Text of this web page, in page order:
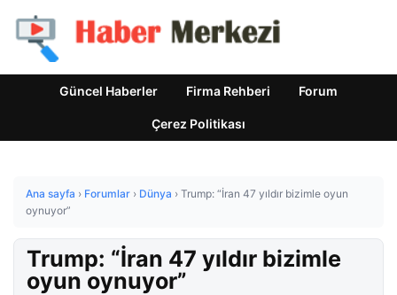
Güncel Haberler Firma Rehberi Forum
Çerez Politikası
Ana sayfa › Forumlar › Dünya › Trump: “İran 47 yıldır bizimle oyun
oynuyor”
Trump: “İran 47 yıldır bizimle
oyun oynuyor”